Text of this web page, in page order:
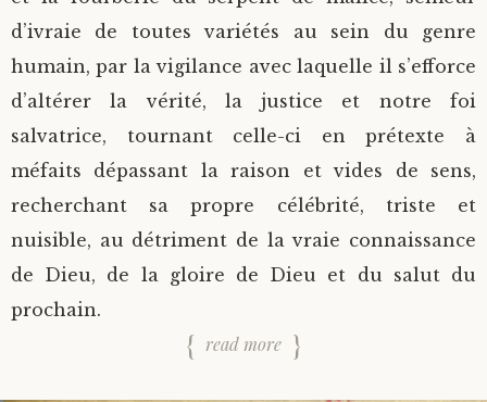
d’ivraie de toutes variétés au sein du genre
humain, par la vigilance avec laquelle il s’efforce
d’altérer la vérité, la justice et notre foi
salvatrice, tournant celle-ci en prétexte à
méfaits dépassant la raison et vides de sens,
recherchant sa propre célébrité, triste et
nuisible, au détriment de la vraie connaissance
de Dieu, de la gloire de Dieu et du salut du
prochain.
read more